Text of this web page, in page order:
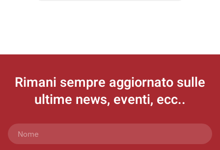
Rimani sempre aggiornato sulle
ultime news, eventi, ecc..